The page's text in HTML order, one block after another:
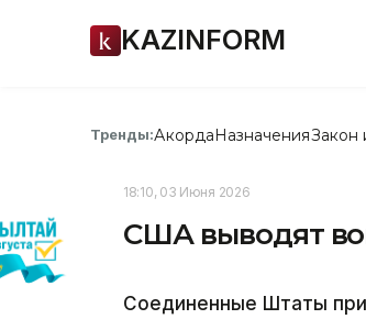
KAZINFORM
Тренды:АкордаНазначенияЗакон
18:10, 03 Июня 2026
США выводят
Соединенные Штаты